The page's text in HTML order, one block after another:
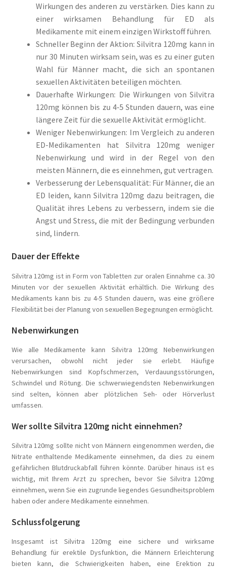
Wirkungen des anderen zu verstärken. Dies kann zu
einer wirksamen Behandlung für ED als
Medikamente mit einem einzigen Wirkstoff führen.
Schneller Beginn der Aktion: Silvitra 120mg kann in
nur 30 Minuten wirksam sein, was es zu einer guten
Wahl für Männer macht, die sich an spontanen
sexuellen Aktivitäten beteiligen möchten.
Dauerhafte Wirkungen: Die Wirkungen von Silvitra
120mg können bis zu 4-5 Stunden dauern, was eine
längere Zeit für die sexuelle Aktivität ermöglicht.
Weniger Nebenwirkungen: Im Vergleich zu anderen
ED-Medikamenten hat Silvitra 120mg weniger
Nebenwirkung und wird in der Regel von den
meisten Männern, die es einnehmen, gut vertragen.
Verbesserung der Lebensqualität: Für Männer, die an
ED leiden, kann Silvitra 120mg dazu beitragen, die
Qualität ihres Lebens zu verbessern, indem sie die
Angst und Stress, die mit der Bedingung verbunden
sind, lindern.
Dauer der Effekte
Silvitra 120mg ist in Form von Tabletten zur oralen Einnahme ca. 30
Minuten vor der sexuellen Aktivität erhältlich. Die Wirkung des
Medikaments kann bis zu 4-5 Stunden dauern, was eine größere
Flexibilität bei der Planung von sexuellen Begegnungen ermöglicht.
Nebenwirkungen
Wie alle Medikamente kann Silvitra 120mg Nebenwirkungen
verursachen, obwohl nicht jeder sie erlebt. Häufige
Nebenwirkungen sind Kopfschmerzen, Verdauungsstörungen,
Schwindel und Rötung. Die schwerwiegendsten Nebenwirkungen
sind selten, können aber plötzlichen Seh- oder Hörverlust
umfassen.
Wer sollte Silvitra 120mg nicht einnehmen?
Silvitra 120mg sollte nicht von Männern eingenommen werden, die
Nitrate enthaltende Medikamente einnehmen, da dies zu einem
gefährlichen Blutdruckabfall führen könnte. Darüber hinaus ist es
wichtig, mit Ihrem Arzt zu sprechen, bevor Sie Silvitra 120mg
einnehmen, wenn Sie ein zugrunde liegendes Gesundheitsproblem
haben oder andere Medikamente einnehmen.
Schlussfolgerung
Insgesamt ist Silvitra 120mg eine sichere und wirksame
Behandlung für erektile Dysfunktion, die Männern Erleichterung
bieten kann, die Schwierigkeiten haben, eine Erektion zu